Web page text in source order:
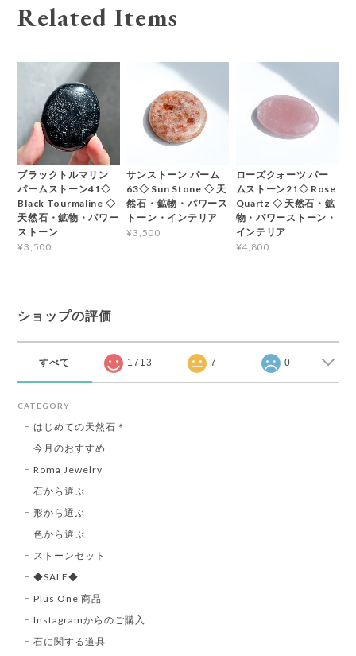
Related Items
ブラックトルマリン
パームストーン41◇
Black Tourmaline ◇
天然石・鉱物・パワー
ストーン
¥3,500
サンストーン パーム
63◇ Sun Stone ◇ 天
然石・鉱物・パワース
トーン・インテリア
¥3,500
ローズクォーツ パー
ムストーン21◇ Rose
Quartz ◇ 天然石・鉱
物・パワーストーン・
インテリア
¥4,800
ショップの評価
すべて 1713 7 0
CATEGORY
はじめての天然石＊
今月のおすすめ
Roma Jewelry
石から選ぶ
形から選ぶ
色から選ぶ
ストーンセット
◆SALE◆
Plus One 商品
Instagramからのご購入
石に関する道具